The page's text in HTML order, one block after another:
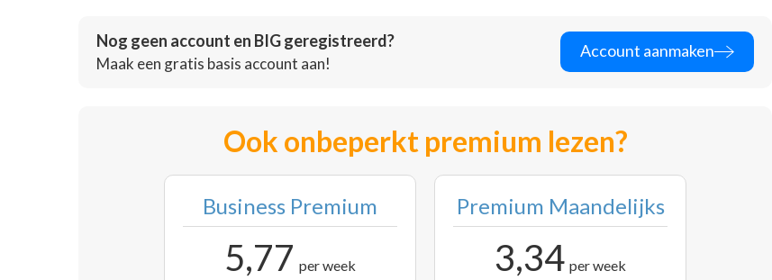
Nog geen account en BIG geregistreerd?
Maak een gratis basis account aan!
Account aanmaken
Ook onbeperkt premium lezen?
Business Premium
5,77 per week
Premium Maandelijks
3,34 per week